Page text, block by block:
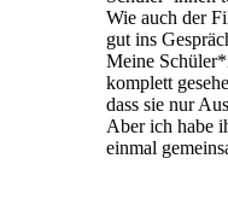
Wie auch der
gut ins
Meine
komplett
dass sie nur
Aber ich habe
einmal